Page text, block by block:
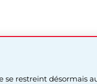
se restreint désormais